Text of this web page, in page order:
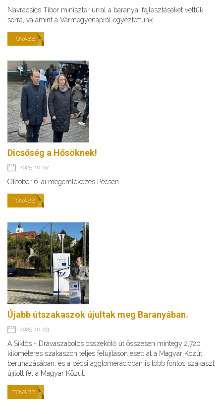
Navracsics Tibor miniszter úrral a baranyai fejlesztéseket vettük
sorra, valamint a Vármegyenapról egyeztettünk.
TOVÁBB
Dicsőség a Hősöknek!
2025. 10. 07.
Október 6-ai megemlékezés Pécsen
TOVÁBB
Újabb útszakaszok újultak meg Baranyában.
2025. 10. 03.
A Siklós - Drávaszabolcs összekötő út összesen mintegy 2,720
kilométeres szakaszon teljes felújításon esett át a Magyar Közút
beruházásában, és a pécsi agglomerációban is több fontos szakaszt
újított fel a Magyar Közút.
TOVÁBB